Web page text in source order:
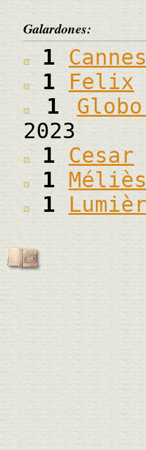
Galardones:
1Cannes
1Felix
1
2023
1Cesar
1Méliès
1